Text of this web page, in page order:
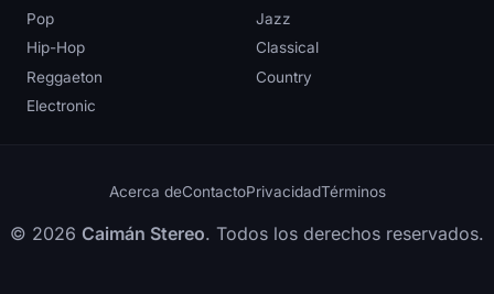
Pop
Jazz
Hip-Hop
Classical
Reggaeton
Country
Electronic
Acerca deContactoPrivacidadTérminos
© 2026 Caimán Stereo. Todos los derechos reservados.